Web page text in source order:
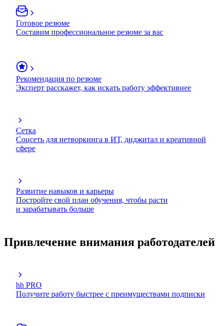
Готовое резюме
Составим профессиональное резюме за вас
Рекомендация по резюме
Эксперт расскажет, как искать работу эффективнее
Сетка
Соцсеть для нетворкинга в ИТ, диджитал и креативной
сфере
Развитие навыков и карьеры
Постройте свой план обучения, чтобы расти
и зарабатывать больше
Привлечение внимания работодателей
hh PRO
Получите работу быстрее с преимуществами подписки